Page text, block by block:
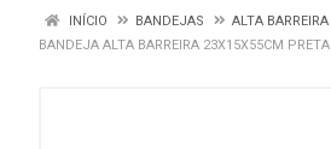
INÍCIO BANDEJAS
ALTA BARREIRA
BANDEJA ALTA BARREIRA 23X15X55CM PRETA